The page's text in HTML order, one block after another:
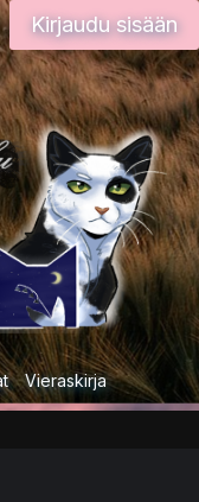
Kirjaudu sisään
Vieraskirja